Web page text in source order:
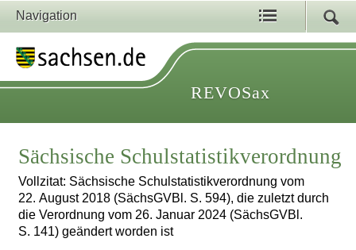
Navigation
REVOSax
Sächsische Schulstatistikverordnung
Vollzitat: Sächsische Schulstatistikverordnung vom
22. August 2018 (SächsGVBl. S. 594), die zuletzt durch
die Verordnung vom 26. Januar 2024 (SächsGVBl.
S. 141) geändert worden ist